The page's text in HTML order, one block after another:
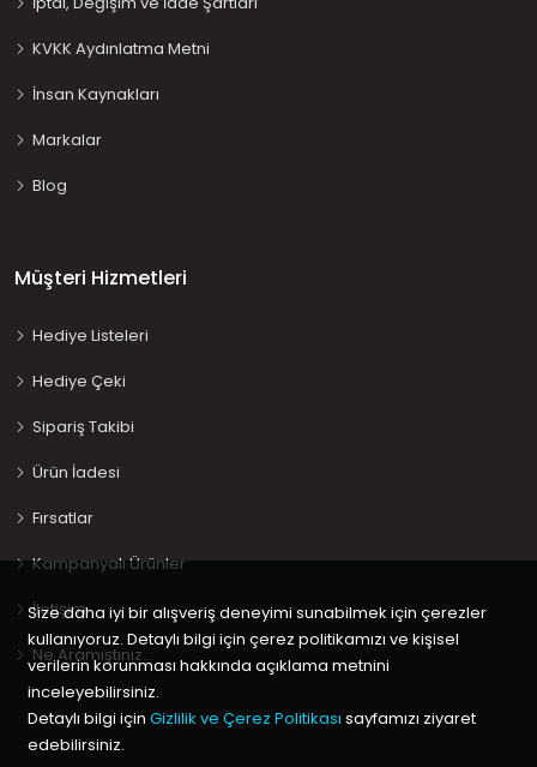
KVKK Aydınlatma Metni
İnsan Kaynakları
Markalar
Blog
Müşteri Hizmetleri
Hediye Listeleri
Hediye Çeki
Sipariş Takibi
Ürün İadesi
Fırsatlar
Kampanyalı Ürünler
İletişim
Ne Aramıştınız…
Size daha iyi bir alışveriş deneyimi sunabilmek için çerezler
kullanıyoruz. Detaylı bilgi için çerez politikamızı ve kişisel
verilerin korunması hakkında açıklama metnini
inceleyebilirsiniz.
Detaylı bilgi için Gizlilik ve Çerez Politikası sayfamızı ziyaret
edebilirsiniz.